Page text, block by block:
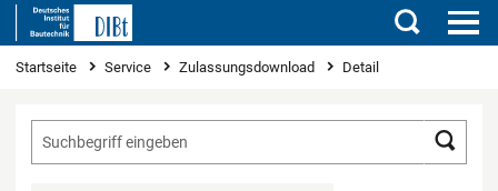
Suchen
Sie sind hier
Startseite Service Zulassungsdownload Detail